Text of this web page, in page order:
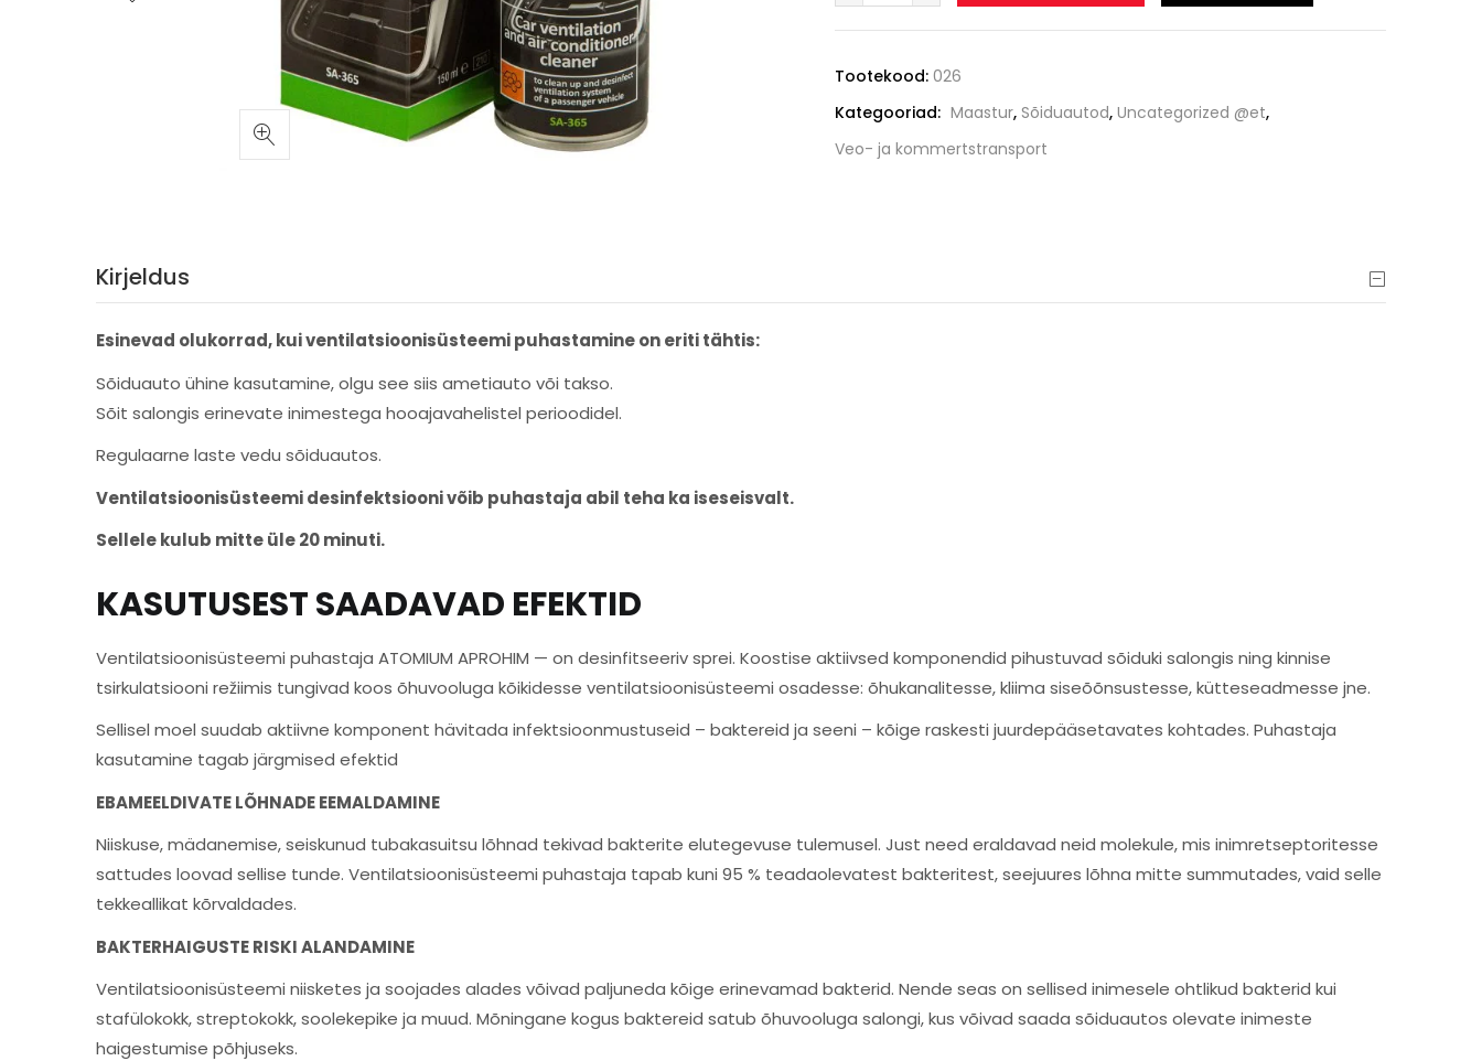
Tootekood: 026
Kategooriad: Maastur, Sõiduautod, Uncategorized @et,
Veo- ja kommertstransport
Kirjeldus
Esinevad olukorrad, kui ventilatsioonisüsteemi puhastamine on eriti tähtis:
Sõiduauto ühine kasutamine, olgu see siis ametiauto või takso.
Sõit salongis erinevate inimestega hooajavahelistel perioodidel.
Regulaarne laste vedu sõiduautos.
Ventilatsioonisüsteemi desinfektsiooni võib puhastaja abil teha ka iseseisvalt.
Sellele kulub mitte üle 20 minuti.
KASUTUSEST SAADAVAD EFEKTID
Ventilatsioonisüsteemi puhastaja ATOMIUM APROHIM — on desinfitseeriv sprei. Koostise aktiivsed komponendid pihustuvad sõiduki salongis ning kinnise
tsirkulatsiooni režiimis tungivad koos õhuvooluga kõikidesse ventilatsioonisüsteemi osadesse: õhukanalitesse, kliima siseõõnsustesse, kütteseadmesse jne.
Sellisel moel suudab aktiivne komponent hävitada infektsioonmustuseid – baktereid ja seeni – kõige raskesti juurdepääsetavates kohtades. Puhastaja
kasutamine tagab järgmised efektid
EBAMEELDIVATE LÕHNADE EEMALDAMINE
Niiskuse, mädanemise, seiskunud tubakasuitsu lõhnad tekivad bakterite elutegevuse tulemusel. Just need eraldavad neid molekule, mis inimretseptoritesse
sattudes loovad sellise tunde. Ventilatsioonisüsteemi puhastaja tapab kuni 95 % teadaolevatest bakteritest, seejuures lõhna mitte summutades, vaid selle
tekkeallikat kõrvaldades.
BAKTERHAIGUSTE RISKI ALANDAMINE
Ventilatsioonisüsteemi niisketes ja soojades alades võivad paljuneda kõige erinevamad bakterid. Nende seas on sellised inimesele ohtlikud bakterid kui
stafülokokk, streptokokk, soolekepike ja muud. Mõningane kogus baktereid satub õhuvooluga salongi, kus võivad saada sõiduautos olevate inimeste
haigestumise põhjuseks.